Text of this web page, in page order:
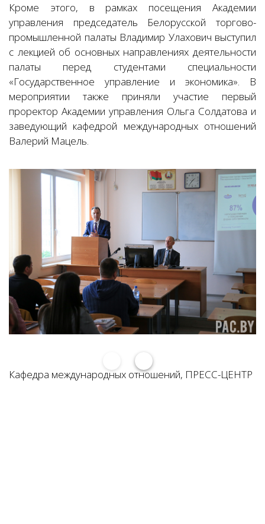
Кроме этого, в рамках посещения Академии
управления председатель Белорусской торгово-
промышленной палаты Владимир Улахович выступил
с лекцией об основных направлениях деятельности
палаты перед студентами специальности
«Государственное управление и экономика». В
мероприятии также приняли участие первый
проректор Академии управления Ольга Солдатова и
заведующий кафедрой международных отношений
Валерий Мацель.
Кафедра международных отношений, ПРЕСС-ЦЕНТР